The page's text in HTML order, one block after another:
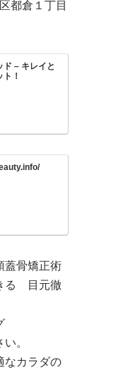
都倉１丁目
ド – キレイと
！
蓋骨矯正術
る 目元徹
。
なカラダの